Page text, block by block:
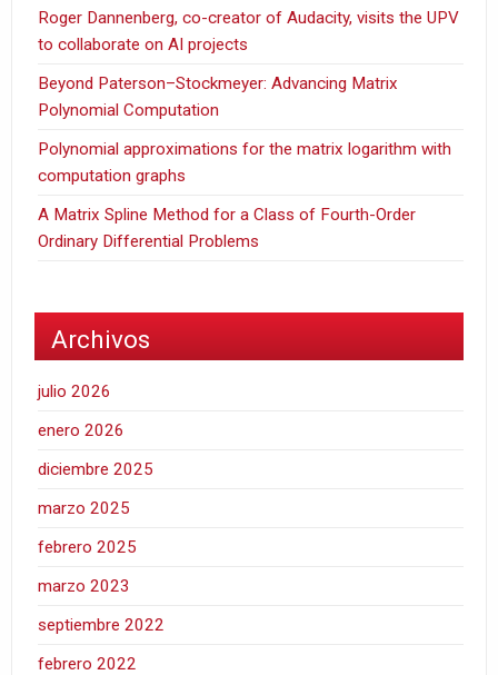
Roger Dannenberg, co-creator of Audacity, visits the UPV
to collaborate on AI projects
Beyond Paterson–Stockmeyer: Advancing Matrix
Polynomial Computation
Polynomial approximations for the matrix logarithm with
computation graphs
A Matrix Spline Method for a Class of Fourth-Order
Ordinary Differential Problems
Archivos
julio 2026
enero 2026
diciembre 2025
marzo 2025
febrero 2025
marzo 2023
septiembre 2022
febrero 2022